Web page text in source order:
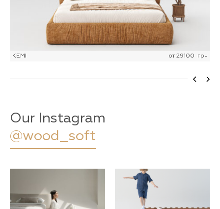
KEMI от 29100 грн
Our Instagram
@wood_soft